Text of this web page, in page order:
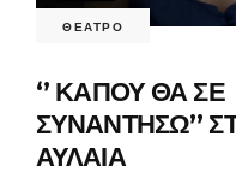
ΘΕΑΤΡΟ
‘’ ΚΑΠΟΥ ΘΑ ΣΕ
ΣΥΝΑΝΤΗΣΩ’’
ΑΥΛΑΙΑ